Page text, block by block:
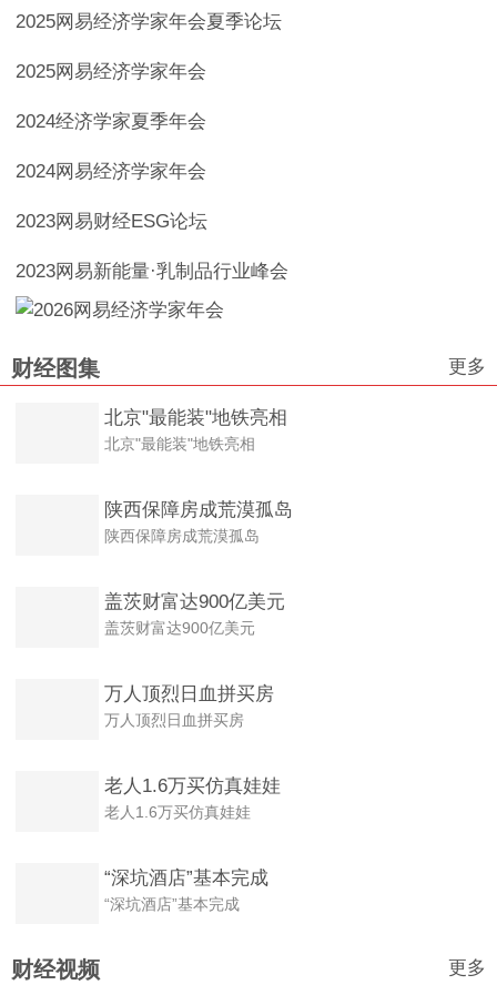
2025网易经济学家年会夏季论坛
2025网易经济学家年会
2024经济学家夏季年会
2024网易经济学家年会
2023网易财经ESG论坛
2023网易新能量·乳制品行业峰会
财经图集 更多
北京"最能装"地铁亮相
北京"最能装"地铁亮相
陕西保障房成荒漠孤岛
陕西保障房成荒漠孤岛
盖茨财富达900亿美元
盖茨财富达900亿美元
万人顶烈日血拼买房
万人顶烈日血拼买房
老人1.6万买仿真娃娃
老人1.6万买仿真娃娃
“深坑酒店”基本完成
“深坑酒店”基本完成
财经视频 更多